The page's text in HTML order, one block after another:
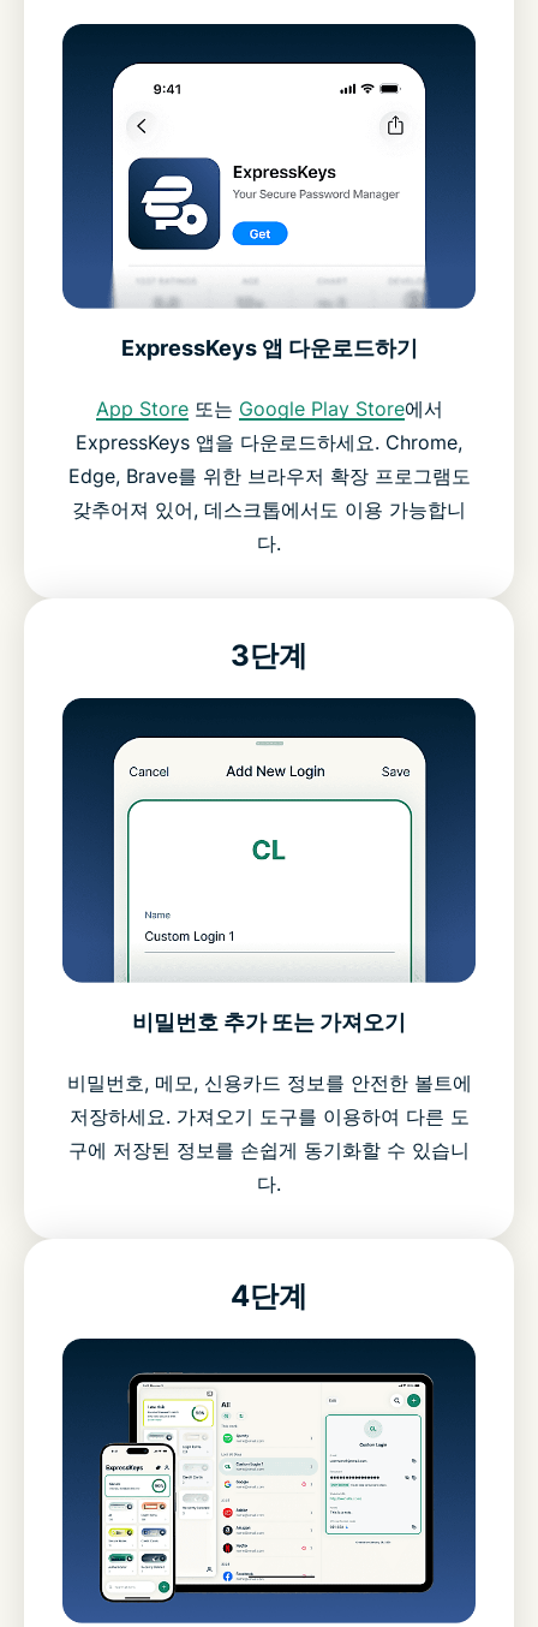
ExpressKeys 앱 다운로드하기
App Store또는 Google Play Store에서
ExpressKeys 앱을 다운로드하세요. Chrome,
Edge, Brave를 위한 브라우저 확장 프로그램도
갖추어져 있어, 데스크톱에서도 이용 가능합니
다.
3단계
비밀번호 추가 또는 가져오기
비밀번호, 메모, 신용카드 정보를 안전한 볼트에
저장하세요. 가져오기 도구를 이용하여 다른 도
구에 저장된 정보를 손쉽게 동기화할 수 있습니
다.
4단계